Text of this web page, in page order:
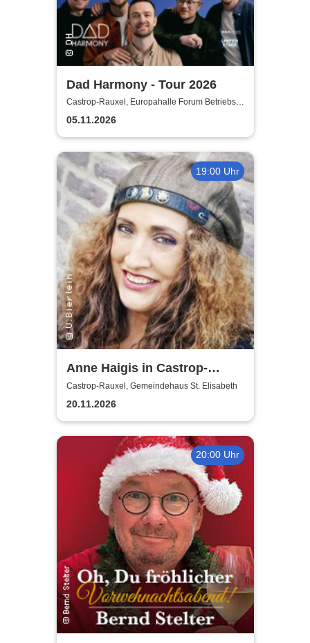
Dad Harmony - Tour 2026
Castrop-Rauxel, Europahalle Forum Betriebs-
GmbH
05.11.2026
19:00 Uhr
Anne Haigis in Castrop-
Rauxel - Vorprogramm: Lisa
Holtkamp
Castrop-Rauxel, Gemeindehaus St. Elisabeth
20.11.2026
20:00 Uhr